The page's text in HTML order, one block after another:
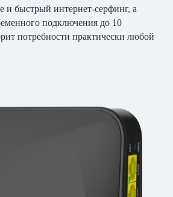
и быстрый интернет-серфинг, а
подключения до 10
потребности практически любой